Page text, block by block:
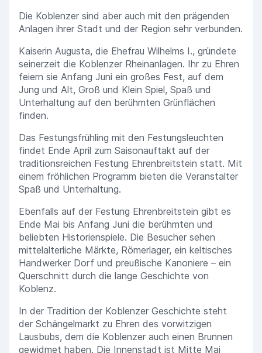
Die Koblenzer sind aber auch mit den prägenden
Anlagen ihrer Stadt und der Region sehr verbunden.
Kaiserin Augusta, die Ehefrau Wilhelms I., gründete
seinerzeit die Koblenzer Rheinanlagen. Ihr zu Ehren
feiern sie Anfang Juni ein großes Fest, auf dem
Jung und Alt, Groß und Klein Spiel, Spaß und
Unterhaltung auf den berühmten Grünflächen
finden.
Das Festungsfrühling mit den Festungsleuchten
findet Ende April zum Saisonauftakt auf der
traditionsreichen Festung Ehrenbreitstein statt. Mit
einem fröhlichen Programm bieten die Veranstalter
Spaß und Unterhaltung.
Ebenfalls auf der Festung Ehrenbreitstein gibt es
Ende Mai bis Anfang Juni die berühmten und
beliebten Historienspiele. Die Besucher sehen
mittelalterliche Märkte, Römerlager, ein keltisches
Handwerker Dorf und preußische Kanoniere – ein
Querschnitt durch die lange Geschichte von
Koblenz.
In der Tradition der Koblenzer Geschichte steht
der Schängelmarkt zu Ehren des vorwitzigen
Lausbubs, dem die Koblenzer auch einen Brunnen
gewidmet haben. Die Innenstadt ist Mitte Mai